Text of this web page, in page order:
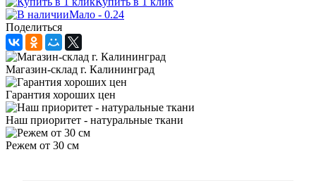
Мало - 0.24
Поделиться
Магазин-склад г. Калининград
Гарантия хороших цен
Наш приоритет - натуральные ткани
Режем от 30 см